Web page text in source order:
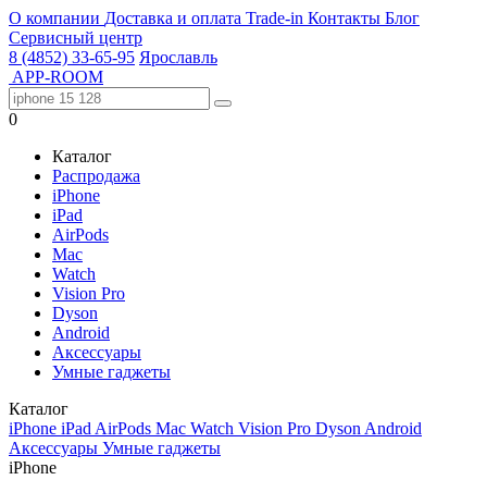
О компании Доставка и оплата Trade-in Контакты Блог
Сервисный центр
8 (4852) 33-65-95 Ярославль
APP-ROOM
0
Каталог
Распродажа
iPhone
iPad
AirPods
Mac
Watch
Vision Pro
Dyson
Android
Аксессуары
Умные гаджеты
Каталог
iPhone iPad AirPods Mac Watch Vision Pro Dyson Android
Аксессуары Умные гаджеты
iPhone